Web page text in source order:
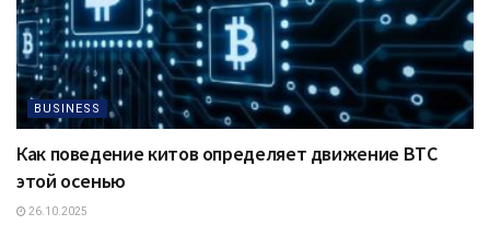
BUSINESS
Как поведение китов определяет движение BTC
этой осенью
26.10.2025